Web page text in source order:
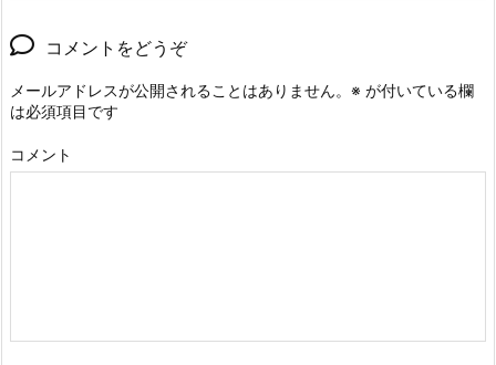
コメントをどうぞ
メールアドレスが公開されることはありません。 ※ が付いている欄
は必須項目です
コメント